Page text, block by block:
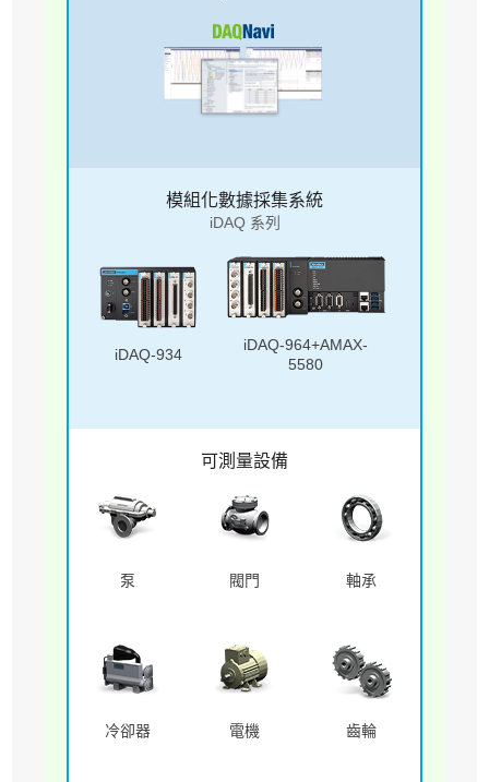
模組化數據採集系統
iDAQ 系列
iDAQ-934
iDAQ-964+AMAX-
5580
可測量設備
泵 閥門 軸承
冷卻器 電機 齒輪